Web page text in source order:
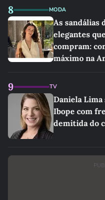
8 MODA
As sandálias
elegantes
compram:
máximo na
9 TV
Daniela Lima
Ibope com
demitida do